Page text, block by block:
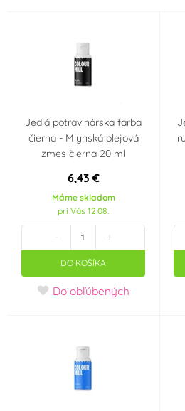
E171 Free
Krajina pôvodu
Jedlá potravinárska farba
čierna - Mlynská olejová
zmes čierna 20 ml
6,43 €
Máme skladom
pri Vás 12.08.
- +
DO KOŠÍKA
Do obľúbených